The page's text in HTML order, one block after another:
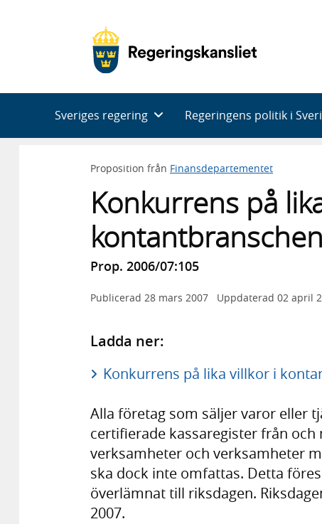
Sveriges regering Regeringens politik i
Proposition från Finansdepartementet
Konkurrens på
kontantbranschen
Prop. 2006/07:105
Publicerad 28 mars 2007 Uppdaterad 02 april
Ladda ner:
Konkurrens på lika villkor i
Alla företag som säljer varor eller
certifierade kassaregister från och
verksamheter och verksamheter
ska dock inte omfattas. Detta
överlämnat till riksdagen.
2007.